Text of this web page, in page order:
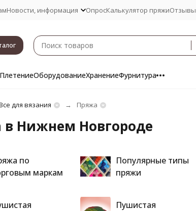
Новости, информация ОпросКалькулятор пряжиОтзывы
ОборудованиеХранениеФурнитура
для вязания Пряжа
в Нижнем Новгороде
по
маркам
Популярные типы
пряжи
Пушистая